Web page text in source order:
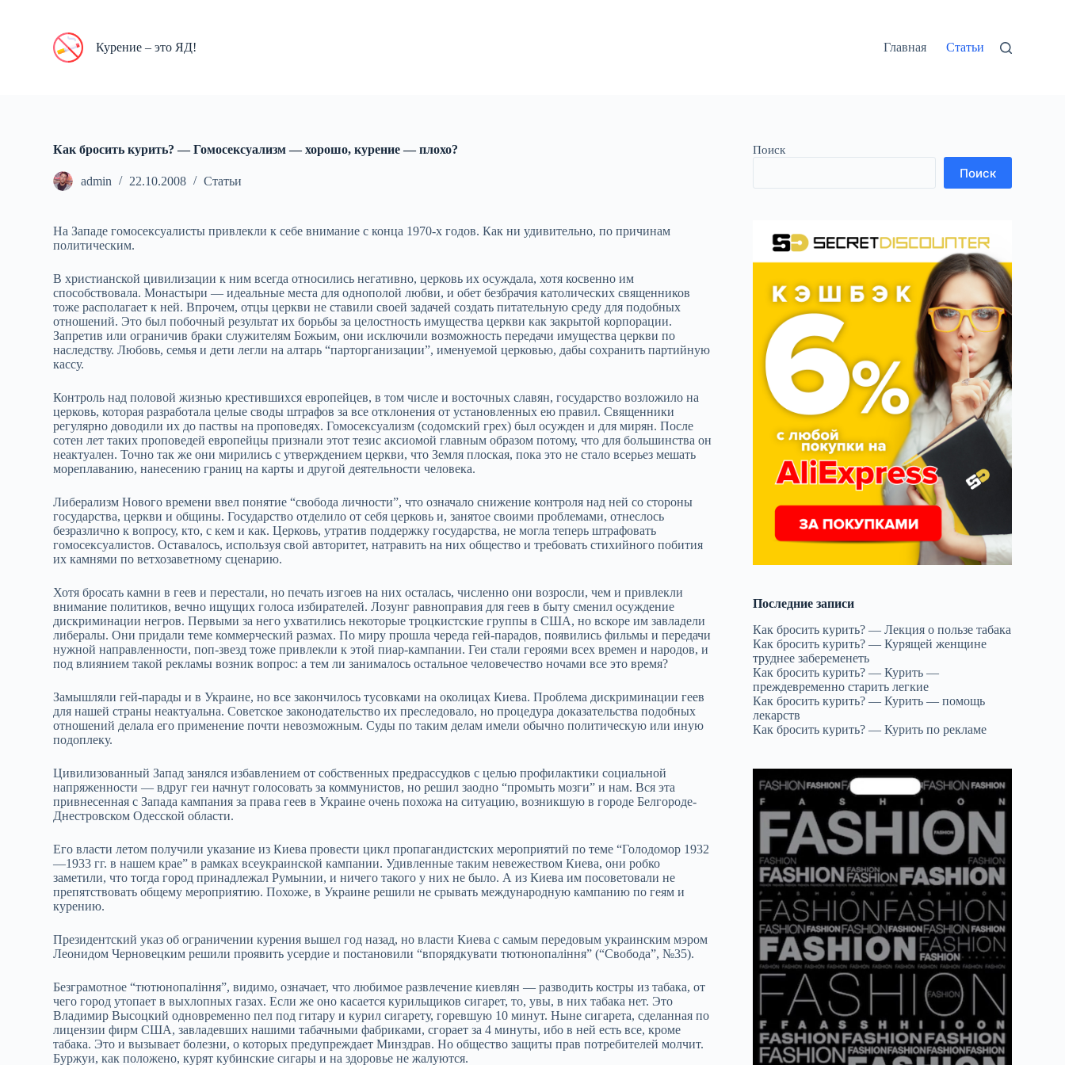
Курение – это ЯД! Главная Статьи
Как бросить курить? — Гомосексуализм — хорошо, курение — плохо?
admin 22.10.2008 Статьи
На Западе гомосексуалисты привлекли к себе внимание с конца 1970-х годов. Как ни удивительно, по причинам
политическим.
В христианской цивилизации к ним всегда относились негативно, церковь их осуждала, хотя косвенно им
способствовала. Монастыри — идеальные места для однополой любви, и обет безбрачия католических священников
тоже располагает к ней. Впрочем, отцы церкви не ставили своей задачей создать питательную среду для подобных
отношений. Это был побочный результат их борьбы за целостность имущества церкви как закрытой корпорации.
Запретив или ограничив браки служителям Божьим, они исключили возможность передачи имущества церкви по
наследству. Любовь, семья и дети легли на алтарь “парторганизации”, именуемой церковью, дабы сохранить партийную
кассу.
Контроль над половой жизнью крестившихся европейцев, в том числе и восточных славян, государство возложило на
церковь, которая разработала целые своды штрафов за все отклонения от установленных ею правил. Священники
регулярно доводили их до паствы на проповедях. Гомосексуализм (содомский грех) был осужден и для мирян. После
сотен лет таких проповедей европейцы признали этот тезис аксиомой главным образом потому, что для большинства он
неактуален. Точно так же они мирились с утверждением церкви, что Земля плоская, пока это не стало всерьез мешать
мореплаванию, нанесению границ на карты и другой деятельности человека.
Либерализм Нового времени ввел понятие “свобода личности”, что означало снижение контроля над ней со стороны
государства, церкви и общины. Государство отделило от себя церковь и, занятое своими проблемами, отнеслось
безразлично к вопросу, кто, с кем и как. Церковь, утратив поддержку государства, не могла теперь штрафовать
гомосексуалистов. Оставалось, используя свой авторитет, натравить на них общество и требовать стихийного побития
их камнями по ветхозаветному сценарию.
Хотя бросать камни в геев и перестали, но печать изгоев на них осталась, численно они возросли, чем и привлекли
внимание политиков, вечно ищущих голоса избирателей. Лозунг равноправия для геев в быту сменил осуждение
дискриминации негров. Первыми за него ухватились некоторые троцкистские группы в США, но вскоре им завладели
либералы. Они придали теме коммерческий размах. По миру прошла череда гей-парадов, появились фильмы и передачи
нужной направленности, поп-звезд тоже привлекли к этой пиар-кампании. Геи стали героями всех времен и народов, и
под влиянием такой рекламы возник вопрос: а тем ли занималось остальное человечество ночами все это время?
Замышляли гей-парады и в Украине, но все закончилось тусовками на околицах Киева. Проблема дискриминации геев
для нашей страны неактуальна. Советское законодательство их преследовало, но процедура доказательства подобных
отношений делала его применение почти невозможным. Суды по таким делам имели обычно политическую или иную
подоплеку.
Цивилизованный Запад занялся избавлением от собственных предрассудков с целью профилактики социальной
напряженности — вдруг геи начнут голосовать за коммунистов, но решил заодно “промыть мозги” и нам. Вся эта
привнесенная с Запада кампания за права геев в Украине очень похожа на ситуацию, возникшую в городе Белгороде-
Днестровском Одесской области.
Его власти летом получили указание из Киева провести цикл пропагандистских мероприятий по теме “Голодомор 1932
—1933 гг. в нашем крае” в рамках всеукраинской кампании. Удивленные таким невежеством Киева, они робко
заметили, что тогда город принадлежал Румынии, и ничего такого у них не было. А из Киева им посоветовали не
препятствовать общему мероприятию. Похоже, в Украине решили не срывать международную кампанию по геям и
курению.
Президентский указ об ограничении курения вышел год назад, но власти Киева с самым передовым украинским мэром
Леонидом Черновецким решили проявить усердие и постановили “впорядкувати тютюнопаління” (“Свобода”, №35).
Безграмотное “тютюнопаління”, видимо, означает, что любимое развлечение киевлян — разводить костры из табака, от
чего город утопает в выхлопных газах. Если же оно касается курильщиков сигарет, то, увы, в них табака нет. Это
Владимир Высоцкий одновременно пел под гитару и курил сигарету, горевшую 10 минут. Ныне сигарета, сделанная по
лицензии фирм США, завладевших нашими табачными фабриками, сгорает за 4 минуты, ибо в ней есть все, кроме
табака. Это и вызывает болезни, о которых предупреждает Минздрав. Но общество защиты прав потребителей молчит.
Буржуи, как положено, курят кубинские сигары и на здоровье не жалуются.
Поиск
Поиск
Последние записи
Как бросить курить? — Лекция о пользе табака
Как бросить курить? — Курящей женщине
труднее забеременеть
Как бросить курить? — Курить —
преждевременно старить легкие
Как бросить курить? — Курить — помощь
лекарств
Как бросить курить? — Курить по рекламе